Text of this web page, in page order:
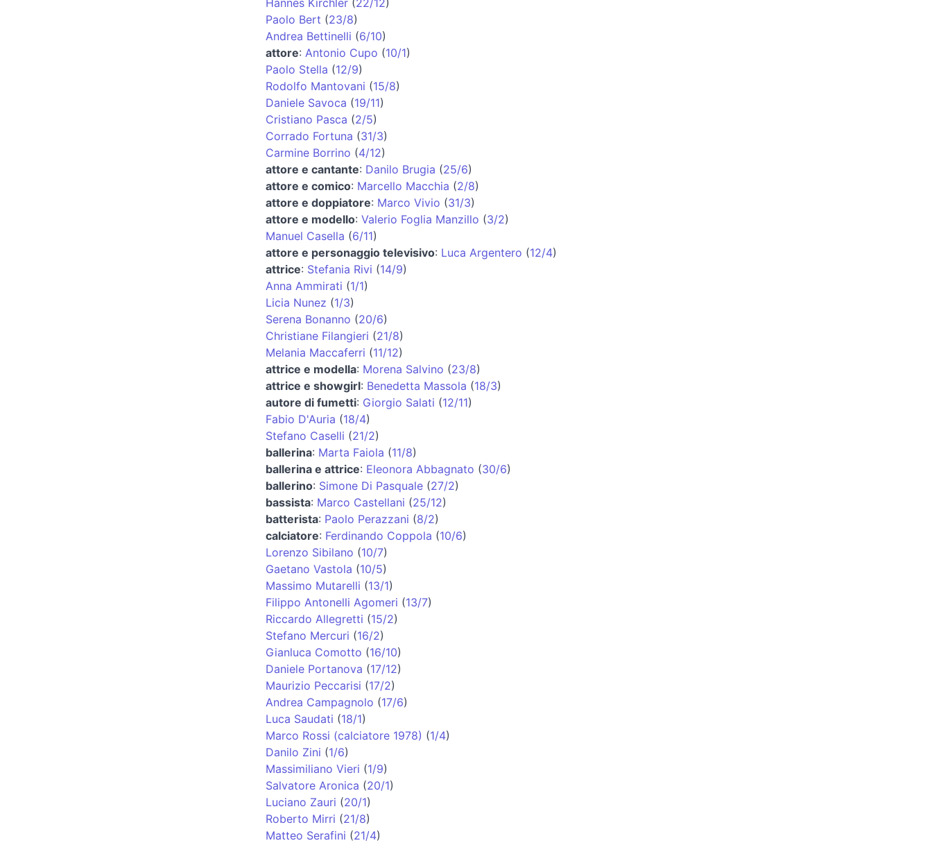
Paolo Bert (23/8)
Andrea Bettinelli (6/10)
attore: Antonio Cupo (10/1)
Paolo Stella (12/9)
Rodolfo Mantovani (15/8)
Daniele Savoca (19/11)
Cristiano Pasca (2/5)
Corrado Fortuna (31/3)
Carmine Borrino (4/12)
attore e cantante: Danilo Brugia (25/6)
attore e comico: Marcello Macchia (2/8)
attore e doppiatore: Marco Vivio (31/3)
attore e modello: Valerio Foglia Manzillo (3/2)
Manuel Casella (6/11)
attore e personaggio televisivo: Luca Argentero (12/4)
attrice: Stefania Rivi (14/9)
Anna Ammirati (1/1)
Licia Nunez (1/3)
Serena Bonanno (20/6)
Christiane Filangieri (21/8)
Melania Maccaferri (11/12)
attrice e modella: Morena Salvino (23/8)
attrice e showgirl: Benedetta Massola (18/3)
autore di fumetti: Giorgio Salati (12/11)
Fabio D'Auria (18/4)
Stefano Caselli (21/2)
ballerina: Marta Faiola (11/8)
ballerina e attrice: Eleonora Abbagnato (30/6)
ballerino: Simone Di Pasquale(27/2)
bassista: Marco Castellani (25/12)
batterista: Paolo Perazzani (8/2)
calciatore: Ferdinando Coppola (10/6)
Lorenzo Sibilano (10/7)
Gaetano Vastola (10/5)
Massimo Mutarelli (13/1)
Filippo Antonelli Agomeri (13/7)
Riccardo Allegretti (15/2)
Stefano Mercuri (16/2)
Gianluca Comotto (16/10)
Daniele Portanova (17/12)
Maurizio Peccarisi (17/2)
Andrea Campagnolo (17/6)
Luca Saudati (18/1)
Marco Rossi (calciatore 1978) (1/4)
Danilo Zini (1/6)
Massimiliano Vieri (1/9)
Salvatore Aronica (20/1)
Luciano Zauri (20/1)
Roberto Mirri (21/8)
Matteo Serafini (21/4)